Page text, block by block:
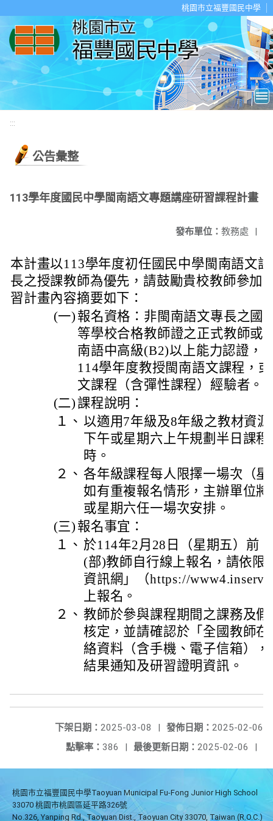
桃園市立福豐國民中學
:::
公告彙整
113學年度國民中學閩南語文專題講座研習課程計畫
發布單位： 教務處 |
本計畫以113學年度初任國民中學閩南語文
長之授課教師為優先，請鼓勵貴校教師參加
習計畫內容摘要如下：
(一) 報名資格：非閩南語文專長之國
等學校合格教師證之正式教師或
南語中高級(B2)以上能力認證，
114學年度教授閩南語文課程，
文課程（含彈性課程）經驗者。
(二)課程說明：
１、 以適用7年級及8年級之教材資
下午或星期六上午規劃半日課
時。
２、 各年級課程每人限擇一場次（
如有重複報名情形，主辦單位
或星期六任一場次安排。
(三) 報名事宜：
１、 於114年2月28日（星期五）前
(部)教師自行線上報名，請依限
資訊網」（https://
上報名。
２、 教師於參與課程期間之課務及
核定，並請確認於「全國教師
絡資料（含手機、電子信箱）
結果通知及研習證明資訊。
發佈日期： 2025-02-06
下架日期： 2025-03-08
|
最後更新日期： 2025-02-06 |
點擊率： 386 |
桃園市立福豐國民中學Taoyuan Municipal Fu-Fong Junior High School
33070 桃園市桃園區延平路326號
No.326, Yanping Rd., Taoyuan Dist., Taoyuan City 33070, Taiwan (R.O.C.)